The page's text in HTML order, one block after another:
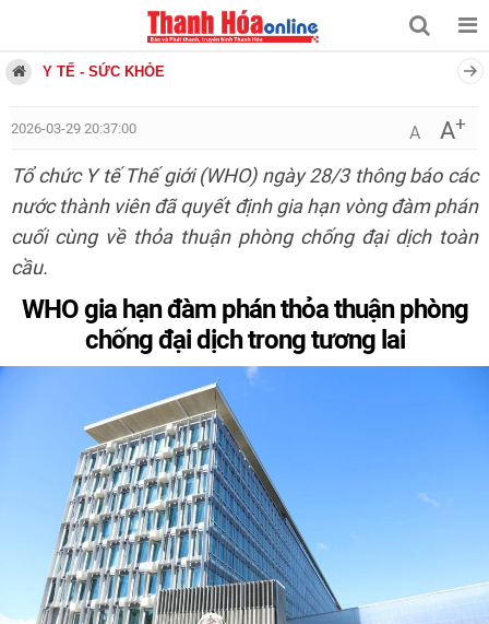
Y TẾ - SỨC KHỎE
2026-03-29 20:37:00 A A+
Tổ chức Y tế Thế giới (WHO) ngày 28/3 thông báo các
nước thành viên đã quyết định gia hạn vòng đàm phán
cuối cùng về thỏa thuận phòng chống đại dịch toàn
cầu.
WHO gia hạn đàm phán thỏa thuận phòng
chống đại dịch trong tương lai